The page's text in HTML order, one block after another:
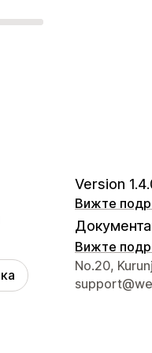
Version
Вижте
Вижте
Данни за
No.20,